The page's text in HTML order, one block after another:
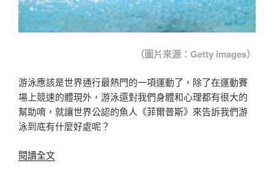
效〉
（圖片來源：Getty images）
游泳應該是世界通行最熱門的一項運動了，除了在運動賽
場上競速的體現外，游泳還對我們身體和心理都有很大的
幫助唷，就讓世界公認的魚人《菲爾普斯》來告訴我們游
泳到底有什麼好處呢？
閱讀全文〈Sponsored